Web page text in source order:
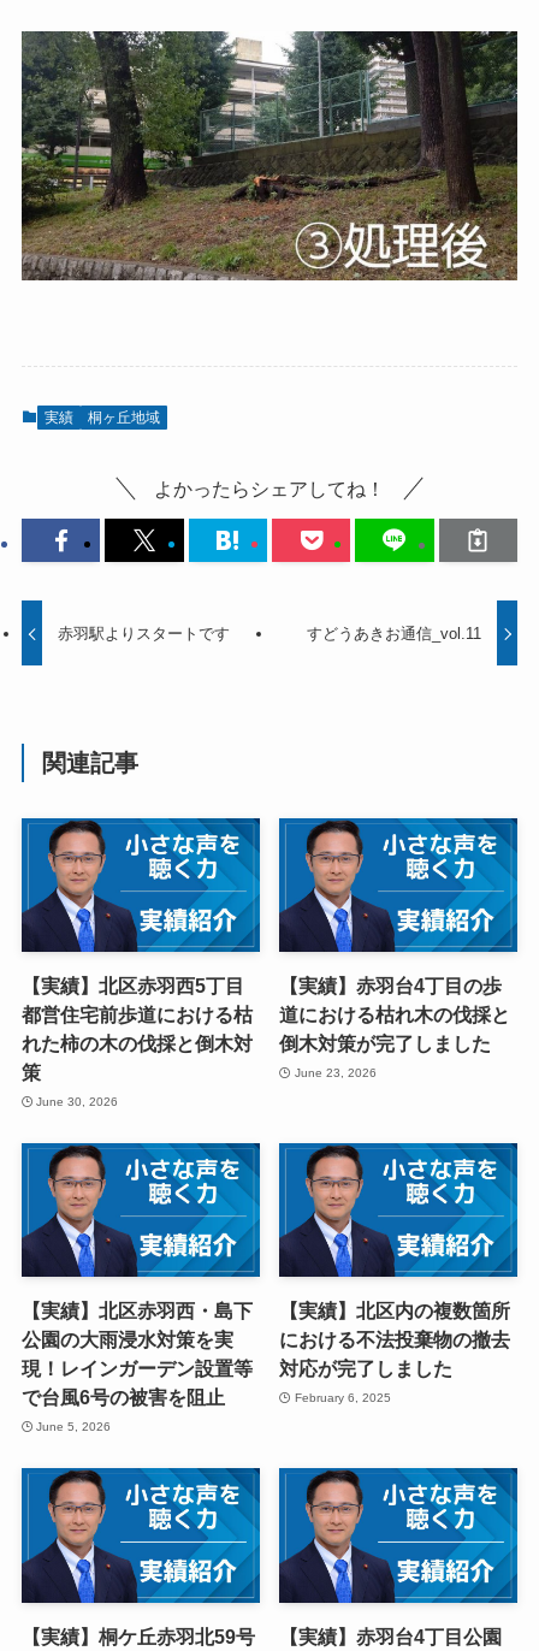
実績 桐ヶ丘地域
よかったらシェアしてね！
赤羽駅よりスタートです すどうあきお通信_vol.11
関連記事
【実績】北区赤羽西5丁目
都営住宅前歩道における枯
れた柿の木の伐採と倒木対
策
June 30, 2026
【実績】赤羽台4丁目の歩
道における枯れ木の伐採と
倒木対策が完了しました
June 23, 2026
【実績】北区赤羽西・島下
公園の大雨浸水対策を実
現！レインガーデン設置等
で台風6号の被害を阻止
June 5, 2026
【実績】北区内の複数箇所
における不法投棄物の撤去
対応が完了しました
February 6, 2025
【実績】桐ケ丘赤羽北59号 【実績】赤羽台4丁目公園